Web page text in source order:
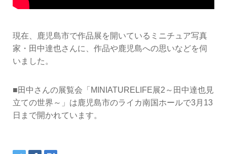
現在、鹿児島市で作品展を開いているミニチュア写真
家・田中達也さんに、作品や鹿児島への思いなどを伺
いました。
■田中さんの展覧会「MINIATURELIFE展2～田中達也見
立ての世界～」は鹿児島市のライカ南国ホールで3月13
日まで開かれています。